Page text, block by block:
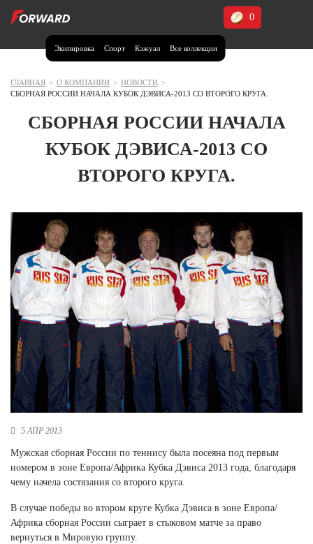
Экипировка Спорт Кэжуал Все коллекции
0
Москва и МО
Воронежская область (1)
Дагестан (2)
Иркутская область (2)
Кемеровская область (2)
Краснодарский край (5)
Красноярский край (5)
Курская область (1)
Москва и МО (14)
Нижегородская область (1)
Новосибирская область (3)
Омская область (5)
Республика Башкортостан (3)
Республика Крым (1)
Республика Татарстан (2)
Санкт-Петербург и ЛО (3)
Саратовская область (1)
Свердловская область (5)
Северная Осетия (2)
Смоленская область (1)
Ставропольский край (5)
ГЛАВНАЯ > О КОМПАНИИ > НОВОСТИ >
СБОРНАЯ РОССИИ НАЧАЛА КУБОК ДЭВИСА-2013 СО ВТОРОГО КРУГА.
СБОРНАЯ РОССИИ НАЧАЛА
КУБОК ДЭВИСА-2013 СО
ВТОРОГО КРУГА.
5 АПР 2013
Мужская сборная России по теннису была посеяна под первым
номером в зоне Европа/Африка Кубка Дэвиса 2013 года, благодаря
чему начела состязания со второго круга.
В случае победы во втором круге Кубка Дэвиса в зоне Европа/
Африка сборная России сыграет в стыковом матче за право
вернуться в Мировую группу.